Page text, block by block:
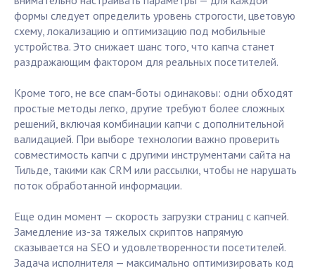
формы следует определить уровень строгости, цветовую
схему, локализацию и оптимизацию под мобильные
устройства. Это снижает шанс того, что капча станет
раздражающим фактором для реальных посетителей.
Кроме того, не все спам-боты одинаковы: одни обходят
простые методы легко, другие требуют более сложных
решений, включая комбинации капчи с дополнительной
валидацией. При выборе технологии важно проверить
совместимость капчи с другими инструментами сайта на
Тильде, такими как CRM или рассылки, чтобы не нарушать
поток обработанной информации.
Еще один момент — скорость загрузки страниц с капчей.
Замедление из-за тяжелых скриптов напрямую
сказывается на SEO и удовлетворенности посетителей.
Задача исполнителя — максимально оптимизировать код